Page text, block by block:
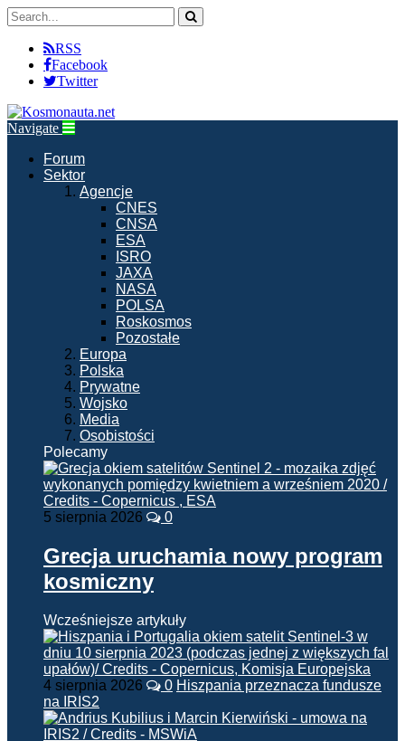
RSS
Facebook
Twitter
Navigate
Forum
Sektor
Agencje
CNES
CNSA
ESA
ISRO
JAXA
NASA
POLSA
Roskosmos
Pozostałe
Europa
Polska
Prywatne
Wojsko
Media
Osobistości
Polecamy
5 sierpnia 2026 0
Grecja uruchamia nowy program
kosmiczny
Wcześniejsze artykuły
4 sierpnia 2026 0 Hiszpania przeznacza fundusze
na IRIS2